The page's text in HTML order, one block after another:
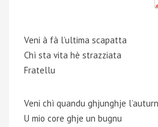
Veni à fà l’ultima scapatta
Chì sta vita hè strazziata
Fratellu
Veni chì quandu ghjunghje
U mio core ghje un bugnu